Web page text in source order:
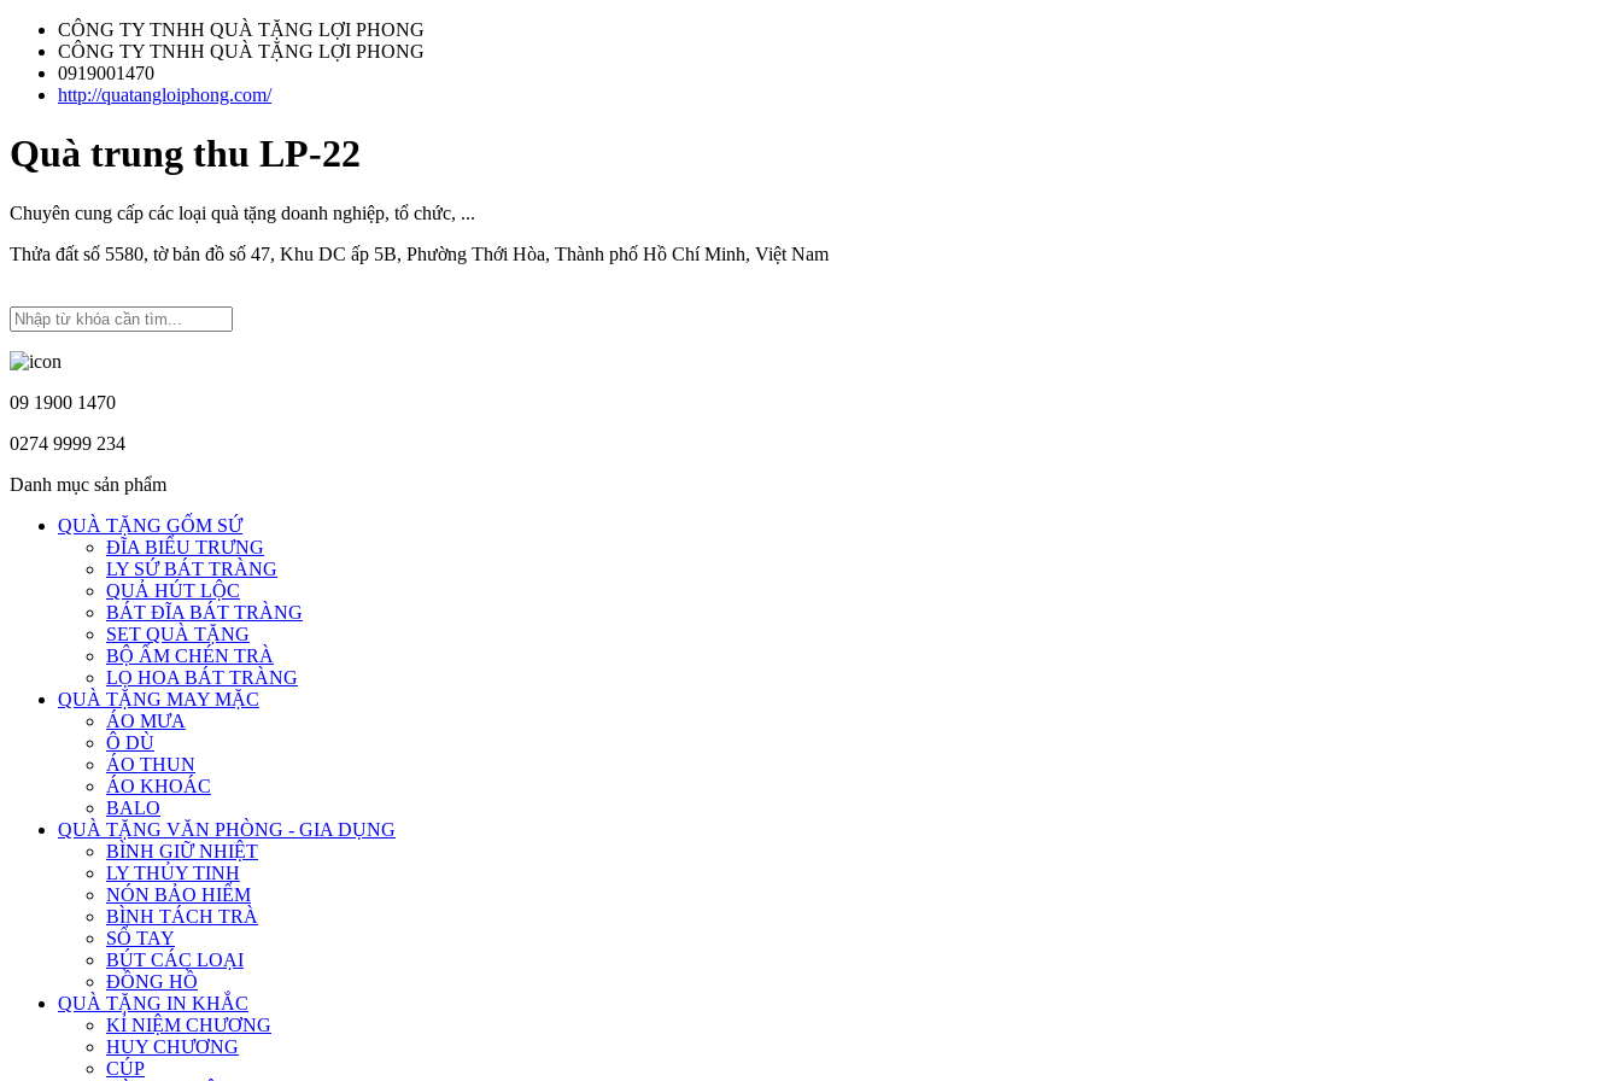
CÔNG TY TNHH QUÀ TẶNG LỢI PHONG
CÔNG TY TNHH QUÀ TẶNG LỢI PHONG
0919001470
http://quatangloiphong.com/
Quà trung thu LP-22
Chuyên cung cấp các loại quà tặng doanh nghiệp, tổ chức, ...
Thửa đất số 5580, tờ bản đồ số 47, Khu DC ấp 5B, Phường Thới Hòa, Thành phố Hồ Chí Minh, Việt Nam
09 1900 1470
0274 9999 234
Danh mục sản phẩm
QUÀ TẶNG GỐM SỨ
ĐĨA BIỂU TRƯNG
LY SỨ BÁT TRÀNG
QUẢ HÚT LỘC
BÁT ĐĨA BÁT TRÀNG
SET QUÀ TẶNG
BỘ ẤM CHÉN TRÀ
LỌ HOA BÁT TRÀNG
QUÀ TẶNG MAY MẶC
ÁO MƯA
Ô DÙ
ÁO THUN
ÁO KHOÁC
BALO
QUÀ TẶNG VĂN PHÒNG - GIA DỤNG
BÌNH GIỮ NHIỆT
LY THỦY TINH
NÓN BẢO HIỂM
BÌNH TÁCH TRÀ
SỔ TAY
BÚT CÁC LOẠI
ĐỒNG HỒ
QUÀ TẶNG IN KHẮC
KỈ NIỆM CHƯƠNG
HUY CHƯƠNG
CÚP